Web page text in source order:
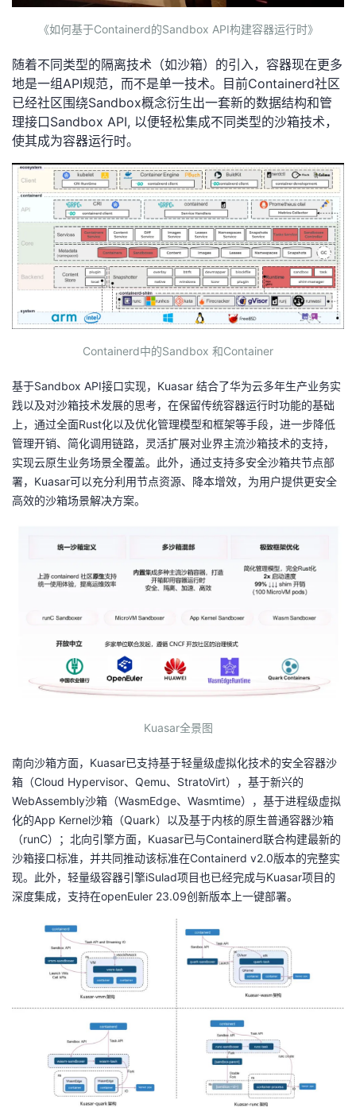
《如何基于Containerd的Sandbox API构建容器运行时》
随着不同类型的隔离技术（如沙箱）的引入，容器现在更多
地是一组API规范，而不是单一技术。目前Containerd社区
已经社区围绕Sandbox概念衍生出一套新的数据结构和管
理接口Sandbox API, 以便轻松集成不同类型的沙箱技术，
使其成为容器运行时。
Containerd中的Sandbox 和Container
基于Sandbox API接口实现，Kuasar 结合了华为云多年生产业务实
践以及对沙箱技术发展的思考，在保留传统容器运行时功能的基础
上，通过全面Rust化以及优化管理模型和框架等手段，进一步降低
管理开销、简化调用链路，灵活扩展对业界主流沙箱技术的支持，
实现云原生业务场景全覆盖。此外，通过支持多安全沙箱共节点部
署，Kuasar可以充分利用节点资源、降本增效，为用户提供更安全
高效的沙箱场景解决方案。
Kuasar全景图
南向沙箱方面，Kuasar已支持基于轻量级虚拟化技术的安全容器沙
箱（Cloud Hypervisor、Qemu、StratoVirt），基于新兴的
WebAssembly沙箱（WasmEdge、Wasmtime），基于进程级虚拟
化的App Kernel沙箱（Quark）以及基于内核的原生普通容器沙箱
（runC）；北向引擎方面，Kuasar已与Containerd联合构建最新的
沙箱接口标准，并共同推动该标准在Containerd v2.0版本的完整实
现。此外，轻量级容器引擎iSulad项目也已经完成与Kuasar项目的
深度集成，支持在openEuler 23.09创新版本上一键部署。